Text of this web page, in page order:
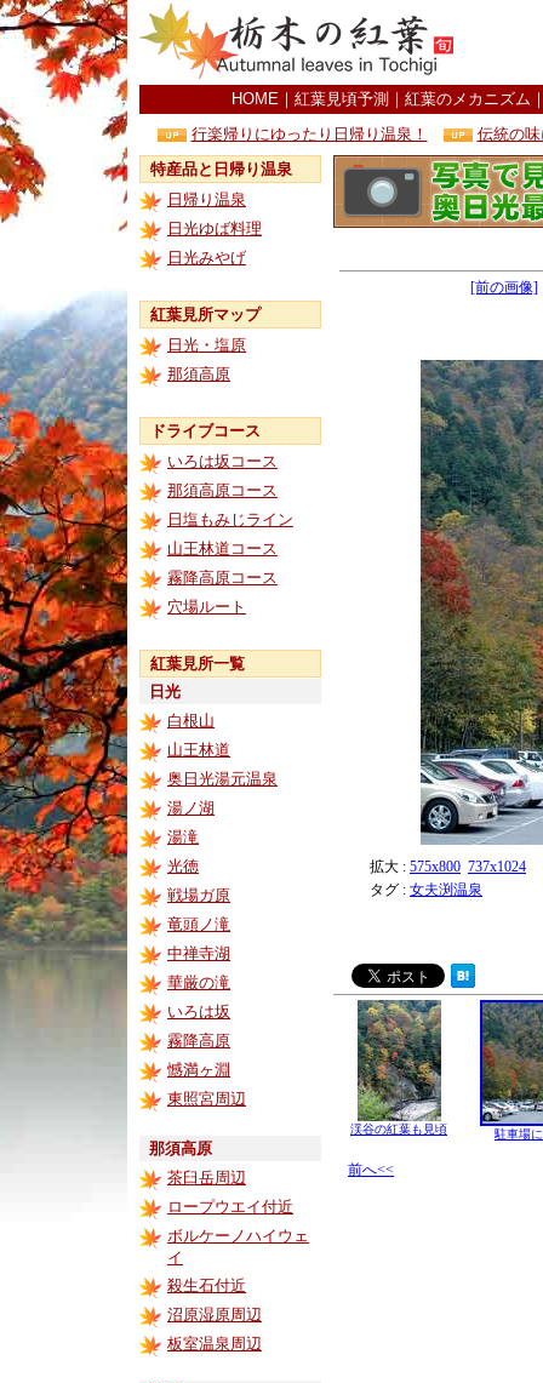
HOME ｜ 紅葉見頃予測 ｜ 紅葉のメカニズム
行楽帰りにゆったり日帰り温泉！
伝統の
特産品と日帰り温泉
日帰り温泉
日光ゆば料理
日光みやげ
紅葉見所マップ
日光・塩原
那須高原
ドライブコース
いろは坂コース
那須高原コース
日塩もみじライン
山王林道コース
霧降高原コース
穴場ルート
紅葉見所一覧
日光
白根山
山王林道
奥日光湯元温泉
湯ノ湖
湯滝
光徳
戦場ガ原
竜頭ノ滝
中禅寺湖
華厳の滝
いろは坂
霧降高原
憾満ヶ淵
東照宮周辺
那須高原
茶臼岳周辺
ロープウエイ付近
ボルケーノハイウェ
イ
殺生石付近
沼原湿原周辺
板室温泉周辺
[前の画像]
拡大 : 575x800 737x1024
タグ : 女夫渕温泉
渓谷の紅葉も見頃 駐車場
前へ<<